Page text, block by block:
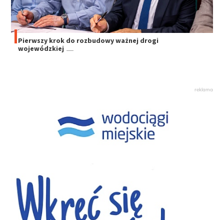
Pierwszy krok do rozbudowy ważnej drogi
wojewódzkiej